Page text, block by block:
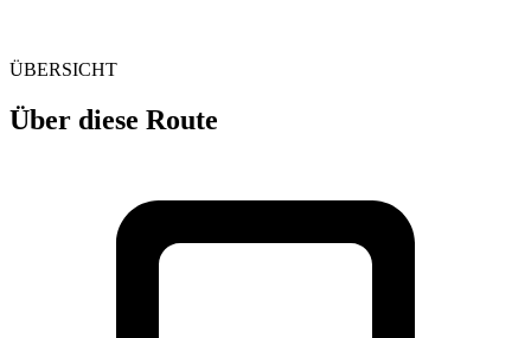
ÜBERSICHT
Über diese Route